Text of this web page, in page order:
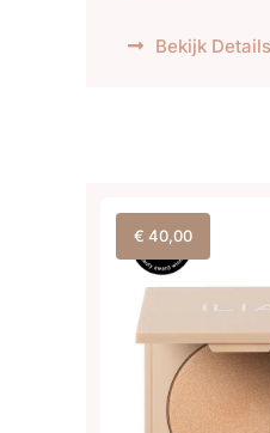
Bekijk Details
€ 40,00